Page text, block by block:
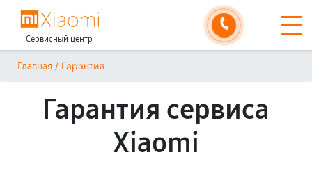
Сервисный центр
Главная / Гарантия
Гарантия сервиса
Xiaomi